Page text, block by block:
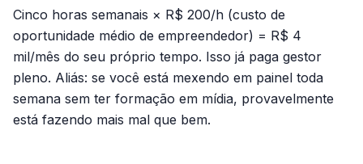
Cinco horas semanais × R$ 200/h (custo de
oportunidade médio de empreendedor) = R$ 4
mil/mês do seu próprio tempo. Isso já paga gestor
pleno. Aliás: se você está mexendo em painel toda
semana sem ter formação em mídia, provavelmente
está fazendo mais mal que bem.